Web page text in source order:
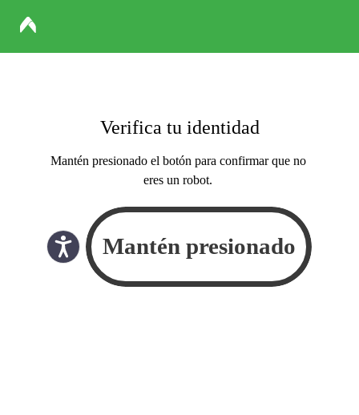
Verifica tu identidad
Mantén presionado el botón para confirmar que no
eres un robot.